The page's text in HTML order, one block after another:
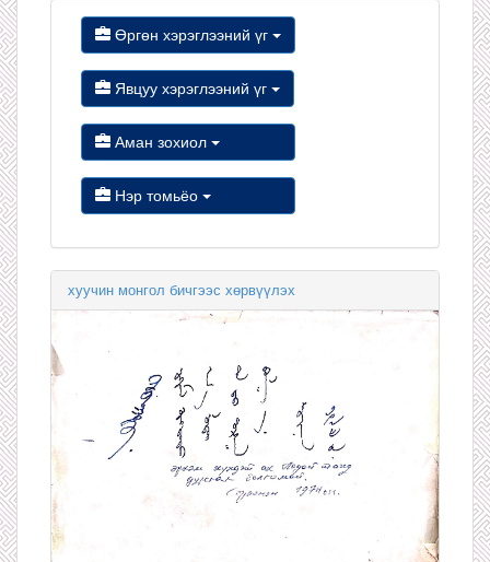
Өргөн хэрэглээний үг
Явцуу хэрэглээний үг
Аман зохиол
Нэр томьёо
хуучин монгол бичгээс хөрвүүлэх